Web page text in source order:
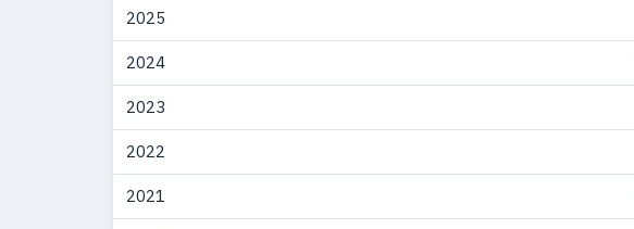
2004
2003
2002
2001
2000
2025
2024
2023
2022
2021